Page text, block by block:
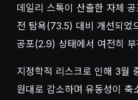
데일리 스톡이 산출한 자체
전 탐욕(73.5) 대비 개선되었
공포(2.9) 상태에서 여전히
지정학적 리스크로 인해 3월
원대로 감소하며 유동성이